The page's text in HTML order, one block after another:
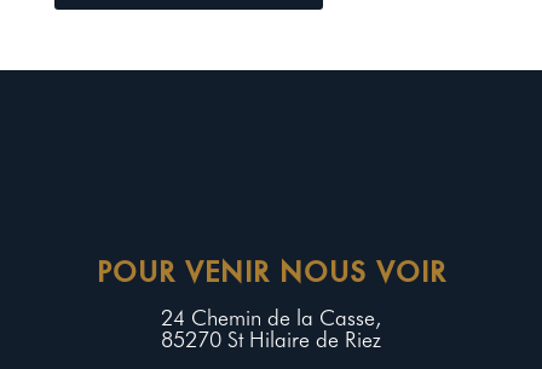
POUR VENIR NOUS VOIR
24 Chemin de la Casse,
85270 St Hilaire de Riez